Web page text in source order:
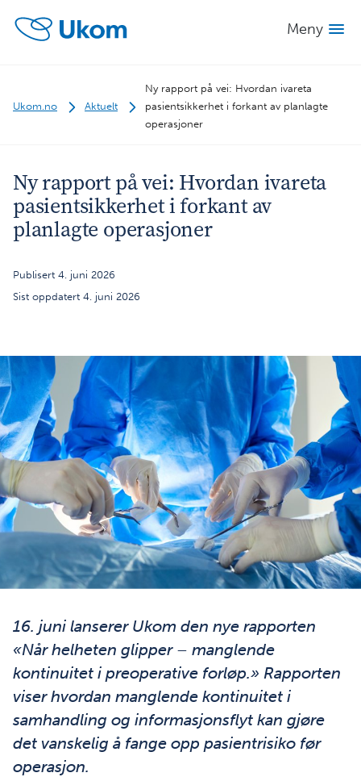
Meny
Ukom.no Aktuelt
Ny rapport på vei: Hvordan ivareta
pasientsikkerhet i forkant av planlagte
operasjoner
Ny rapport på vei: Hvordan ivareta
pasientsikkerhet i forkant av
planlagte operasjoner
Publisert 4. juni 2026
Sist oppdatert 4. juni 2026
Foto: Shutterstock
16. juni lanserer Ukom den nye rapporten
«Når helheten glipper – manglende
kontinuitet i preoperative forløp.» Rapporten
viser hvordan manglende kontinuitet i
samhandling og informasjonsflyt kan gjøre
det vanskelig å fange opp pasientrisiko før
operasjon.